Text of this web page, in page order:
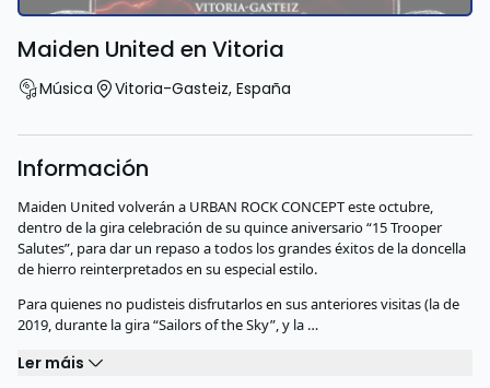
Maiden United en Vitoria
Música Vitoria-Gasteiz, España
Información
Maiden United volverán a URBAN ROCK CONCEPT este octubre,
dentro de la gira celebración de su quince aniversario “15 Trooper
Salutes”, para dar un repaso a todos los grandes éxitos de la doncella
de hierro reinterpretados en su especial estilo.
Para quienes no pudisteis disfrutarlos en sus anteriores visitas (la de
2019, durante la gira “Sailors of the Sky”, y la …
Ler máis